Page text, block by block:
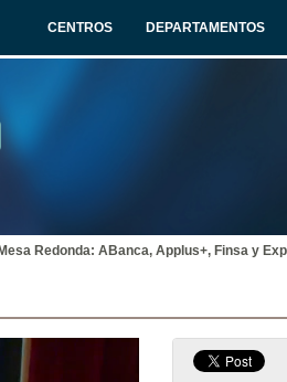
CENTROS DEPARTAMENTOS
Redonda: ABanca, Applus+, Finsa y